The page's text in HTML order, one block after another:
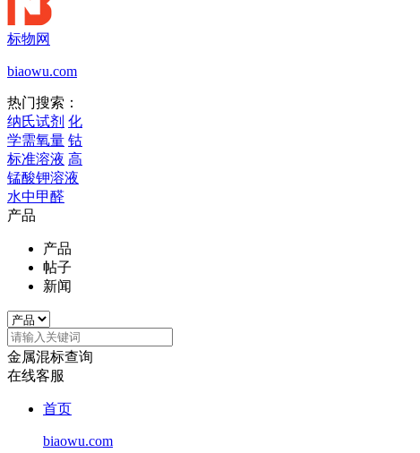
标物网
biaowu.com
热门搜索：
纳氏试剂 化
学需氧量 钴
标准溶液 高
锰酸钾溶液
水中甲醛
产品
产品
帖子
新闻
金属混标查询
在线客服
首页
biaowu.com